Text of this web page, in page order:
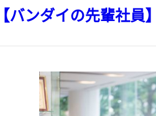
【バンダイの先輩社員